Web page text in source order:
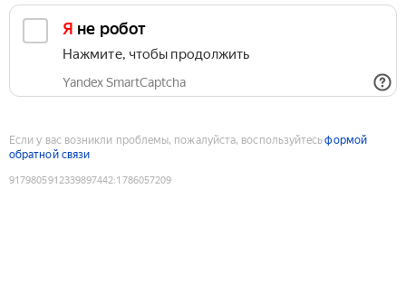
Я не робот
Нажмите, чтобы продолжить
Yandex SmartCaptcha
Если у вас возникли проблемы, пожалуйста, воспользуйтесьформой
обратной связи
9179805912339897442:1786057209